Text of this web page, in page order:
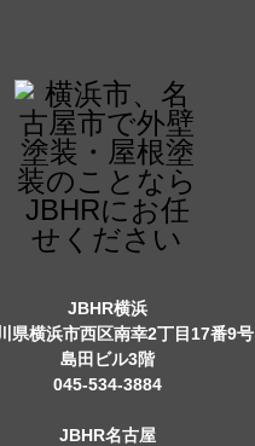
JBHR横浜
県横浜市西区南幸2丁目17番9号
島田ビル3階
045-534-3884
JBHR名古屋